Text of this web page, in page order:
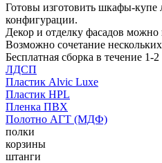
Готовы изготовить шкафы-купе
конфигурации.
Декор и отделку фасадов
Возможно сочетание
Бесплатная сборка в течение 1-
ЛДСП
Пластик Alvic Luxe
Пластик HPL
Пленка ПВХ
Полотно АГТ (МДФ)
полки
корзины
штанги